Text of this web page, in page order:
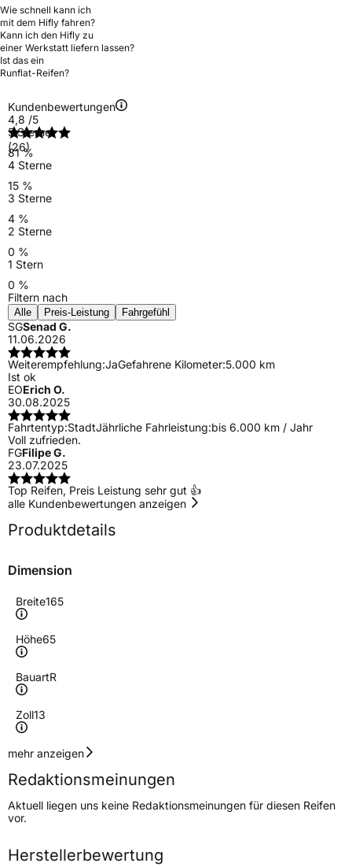
Wie schnell kann ich
mit dem Hifly fahren?
Kann ich den Hifly zu
einer Werkstatt liefern lassen?
Ist das ein
Runflat-Reifen?
Kundenbewertungen
4,8 /5
(26)
5 Sterne
81 %
4 Sterne
15 %
3 Sterne
4 %
2 Sterne
0 %
1 Stern
0 %
Filtern nach
Alle Preis-Leistung Fahrgefühl
SGSenad G.
11.06.2026
Weiterempfehlung:JaGefahrene Kilometer:5.000 km
Ist ok
EOErich O.
30.08.2025
Fahrtentyp:StadtJährliche Fahrleistung:bis 6.000 km / Jahr
Voll zufrieden.
FGFilipe G.
23.07.2025
Top Reifen, Preis Leistung sehr gut 👍
alle Kundenbewertungen anzeigen
Produktdetails
Dimension
Breite165
Höhe65
BauartR
Zoll13
Geschwindigkeitsindex
Höchstgeschwindigkeit
190 km/h
Lastindex77
Höchstlast412 kg
mehr anzeigen
Redaktionsmeinungen
Aktuell liegen uns keine Redaktionsmeinungen für diesen Reifen
vor.
Herstellerbewertung